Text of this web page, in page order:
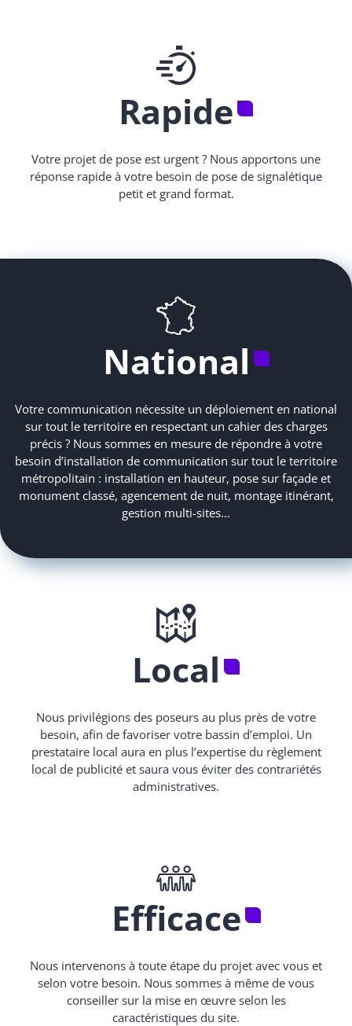
Rapide
Votre projet de pose est urgent ? Nous apportons une
réponse rapide à votre besoin de pose de signalétique
petit et grand format.
National
Votre communication nécessite un déploiement en national
sur tout le territoire en respectant un cahier des charges
précis ? Nous sommes en mesure de répondre à votre
besoin d’installation de communication sur tout le territoire
métropolitain : installation en hauteur, pose sur façade et
monument classé, agencement de nuit, montage itinérant,
gestion multi-sites...
Local
Nous privilégions des poseurs au plus près de votre
besoin, afin de favoriser votre bassin d’emploi. Un
prestataire local aura en plus l’expertise du règlement
local de publicité et saura vous éviter des contrariétés
administratives.
Efficace
Nous intervenons à toute étape du projet avec vous et
selon votre besoin. Nous sommes à même de vous
conseiller sur la mise en œuvre selon les
caractéristiques du site.